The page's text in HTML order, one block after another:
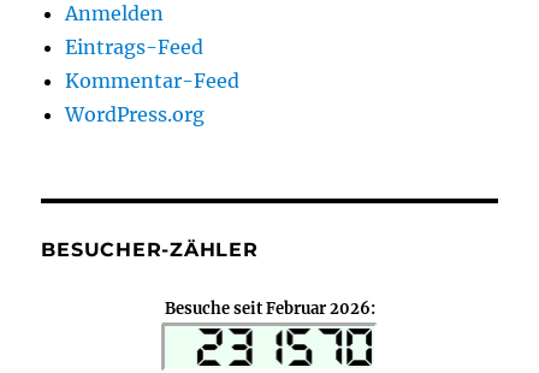
Anmelden
Eintrags-Feed
Kommentar-Feed
WordPress.org
BESUCHER-ZÄHLER
Besuche seit Februar 2026: